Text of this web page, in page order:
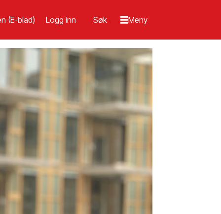
(E-blad) Logg inn